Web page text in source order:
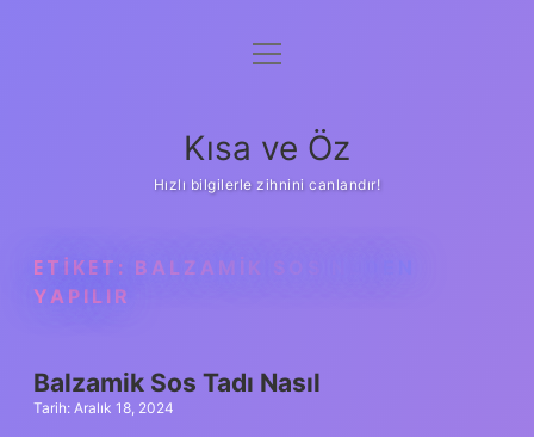
Anasayfa
Yasal Uyarı
menüyü
Kısa ve Öz
Hızlı bilgilerle zihnini canlandır!
ETIKET: BALZAMIK SOS NEDEN
YAPILIR
Balzamik Sos Tadı Nasıl
Tarih: Aralık 18, 2024